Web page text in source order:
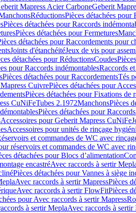
Mapress Acier CarboneGeberit
RéductionsPièces détachées pour
Pièces détachées pour Raccords
Pièces détachées pour Fermetures
détachées pour Raccordements pour
Joints d'étanchéitéJeux de vis pour
détachées pour RéductionsCoudes
pour Raccords indémontablesRaccords
Pièces détachées pour RaccordementsTés
CuivrePièces détachées pour
Pièces détachées pour Fixations de
CuNiFeTubes 2.1972ManchonsPièces
Pièces détachées pour
Accessoires pour Geberit Mapress CuNiFe
Accessoires pour unités de rinçage
et commandes de WC avec
réservoirs et commandes de WC avec
détachées pour Blocs d’alimentation
encastréAvec raccords à sertir
Pièces détachées pour Vannes à siège
Avec raccords à sertir MapressPièces
Avec raccords à sertir FlowFitPièces
pour Avec raccords à sertir Mapress
à sertir MeplaAvec raccords à sertir